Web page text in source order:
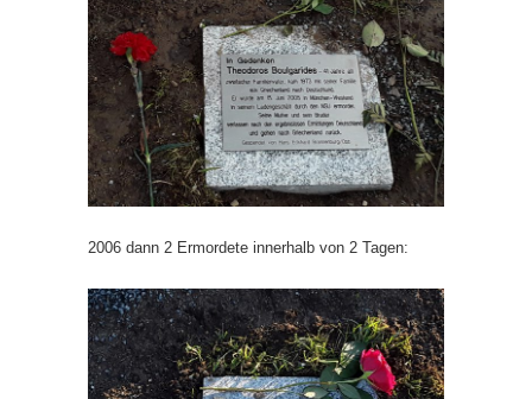
2006 dann 2 Ermordete innerhalb von 2 Tagen: